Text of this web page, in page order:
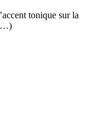
tonique sur la